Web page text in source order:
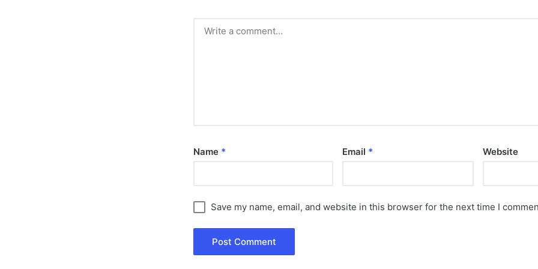
Name * Email * Website
Save my name, email, and website in this browser for the next time I